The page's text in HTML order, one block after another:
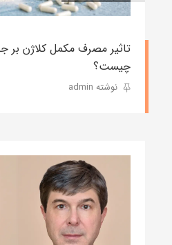
تاثیر مصرف مکمل کلاژن بر
چیست؟
نوشته admin